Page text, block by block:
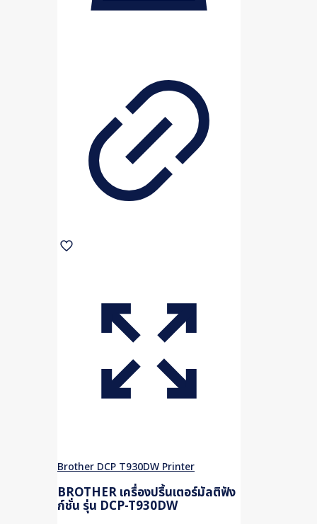
Brother DCP T930DW Printer
BROTHER เครื่องปริ้นเตอร์มัลติฟัง
ก์ชั่น รุ่น DCP-T930DW